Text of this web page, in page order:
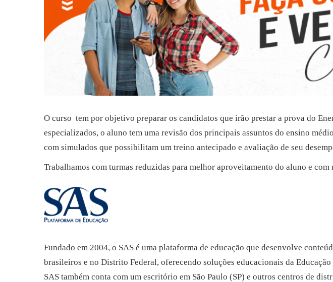
O curso tem por objetivo preparar os candidatos que irão prestar a prova do
especializados, o aluno tem uma revisão dos principais assuntos do ensino
com simulados que possibilitam um treino antecipado e avaliação de seu
Trabalhamos com turmas reduzidas para melhor aproveitamento do aluno e
Fundado em 2004, o SAS é uma plataforma de educação que desenvolve
brasileiros e no Distrito Federal, oferecendo soluções educacionais da
SAS também conta com um escritório em São Paulo (SP) e outros centros de